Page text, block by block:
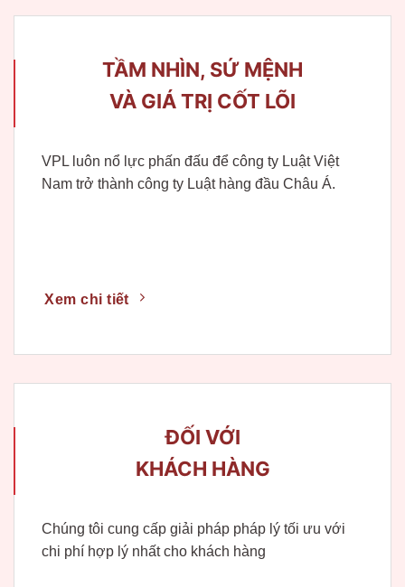
TẦM NHÌN, SỨ MỆNH
VÀ GIÁ TRỊ CỐT LÕI
VPL luôn nổ lực phấn đấu để công ty Luật Việt
Nam trở thành công ty Luật hàng đầu Châu Á.
Xem chi tiết
ĐỐI VỚI
KHÁCH HÀNG
Chúng tôi cung cấp giải pháp pháp lý tối ưu với
chi phí hợp lý nhất cho khách hàng